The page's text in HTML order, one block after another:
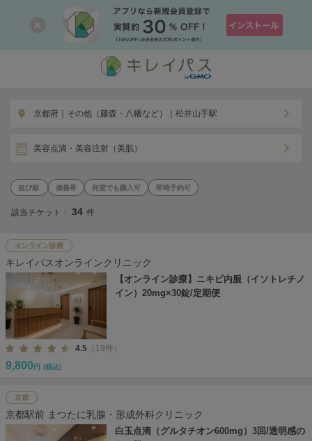
京都府｜その他（藤森・八幡など）｜松井山手駅
美容点滴・美容注射（美肌）
価格帯 何度でも購入可 即時予約可
該当チケット： 34 件
オンライン診療
キレイパスオンラインクリニック
【オンライン診療】ニキビ内服（イソトレチノ
イン）20mg×30錠/定期便
4.5 （19件）
9,800 円 (税込)
京都
京都駅前 まつたに乳腺・形成外科クリニック
白玉点滴（グルタチオン600mg）3回/透明感の